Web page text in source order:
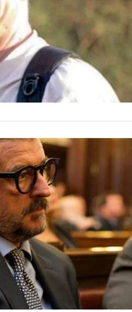
exgobernadora María Eugenia Vidal
Dalmau Pereyra se presentará a las 12
by La Contracara 20 de enero de 2022
NACIONALES
Jorge Ballestero
clandestino y
El exmiembro de la Cámara Federal
Macri hubo «un plan sistemático,
«Cada persona que le hacía algo al
me pusieron siete stents. La situación
byLa Contracara20 de enero de 2022